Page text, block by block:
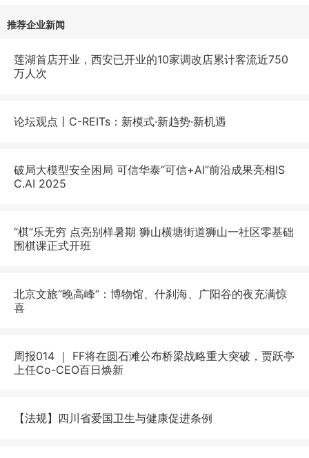
推荐企业新闻
莲湖首店开业，西安已开业的10家调改店累计客流近750
万人次
论坛观点丨C-REITs：新模式·新趋势·新机遇
破局大模型安全困局 可信华泰“可信+AI”前沿成果亮相IS
C.AI 2025
“棋”乐无穷 点亮别样暑期 狮山横塘街道狮山一社区零基础
围棋课正式开班
北京文旅“晚高峰”：博物馆、什刹海、广阳谷的夜充满惊
喜
周报014 ｜ FF将在圆石滩公布桥梁战略重大突破，贾跃亭
上任Co-CEO百日焕新
【法规】四川省爱国卫生与健康促进条例